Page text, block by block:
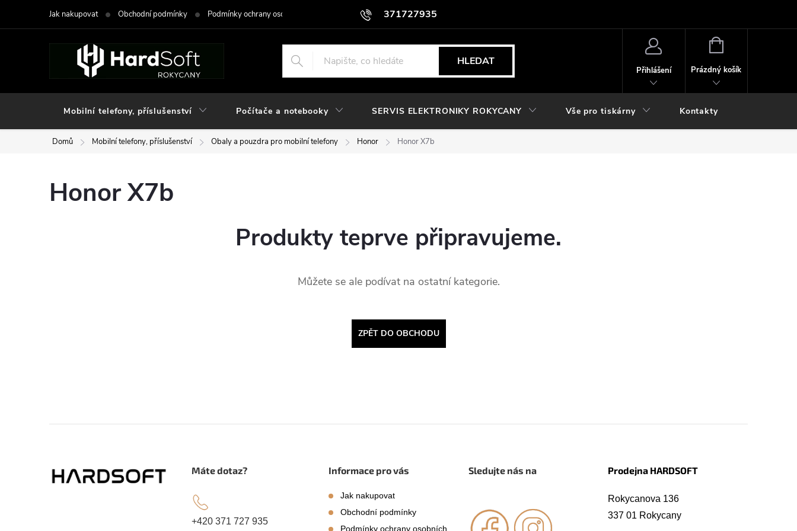
371727935
Jak nakupovat Obchodní podmínky Podmínky ochrany osobních údajů
HLEDAT
Přihlášení
NÁKUPNÍ
Prázdný košík
Mobilní telefony, příslušenství Počítače a notebooky SERVIS ELEKTRONIKY ROKYCANY Vše pro tiskárny Kontakty
Domů Mobilní telefony, příslušenství Obaly a pouzdra pro mobilní telefony Honor Honor X7b
Honor X7b
Produkty teprve připravujeme.
Můžete se ale podívat na ostatní kategorie.
ZPĚT DO OBCHODU
Máte dotaz?
+420 371 727 935
Informace pro vás
Jak nakupovat
Obchodní podmínky
Podmínky ochrany osobních
Sledujte nás na Prodejna HARDSOFT
Rokycanova 136
337 01 Rokycany